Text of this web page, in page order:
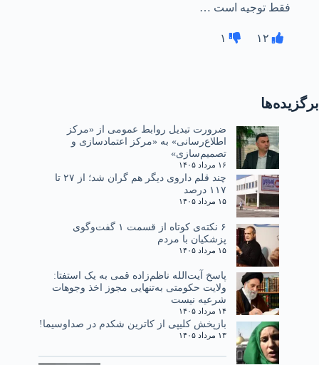
فقط توجیه است …
۱۲ ۱
برگزیده‌ها
ضرورت تبدیل روابط عمومی از «مرکز
اطلاع‌رسانی» به «مرکز اعتمادسازی و
تصمیم‌سازی»
۱۶ مرداد ۱۴۰۵
چند قلم داروی دیگر هم گران شد؛ از ۲۷ تا
۱۱۷ درصد
۱۵ مرداد ۱۴۰۵
۶ نکته‌ی کوتاه از قسمت ۱ گفت‌وگوی
پزشکیان با مردم
۱۵ مرداد ۱۴۰۵
پاسخ آیت‌الله ناظم‌زاده قمی به یک استفتا:
ولایت حکومتی به‌تنهایی مجوز اخذ وجوهات
شرعیه نیست
۱۴ مرداد ۱۴۰۵
بازپخش کلیپی از کاترین شکدم در صداوسیما!
۱۳ مرداد ۱۴۰۵